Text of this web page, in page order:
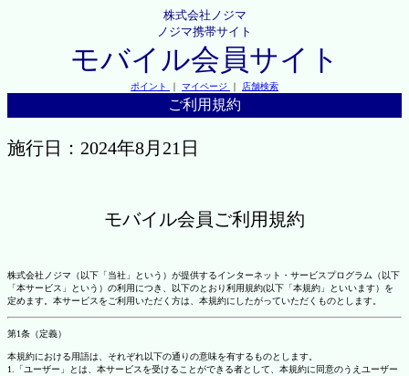
株式会社ノジマ
ノジマ携帯サイト
モバイル会員サイト
ポイント ｜ マイページ ｜ 店舗検索
ご利用規約
施行日：2024年8月21日
モバイル会員ご利用規約
株式会社ノジマ（以下「当社」という）が提供するインターネット・サービスプログラム（以下
「本サービス」という）の利用につき、以下のとおり利用規約(以下「本規約」といいます）を
定めます。本サービスをご利用いただく方は、本規約にしたがっていただくものとします。
第1条（定義）
本規約における用語は、それぞれ以下の通りの意味を有するものとします。
1.「ユーザー」とは、本サービスを受けることができる者として、本規約に同意のうえユーザー